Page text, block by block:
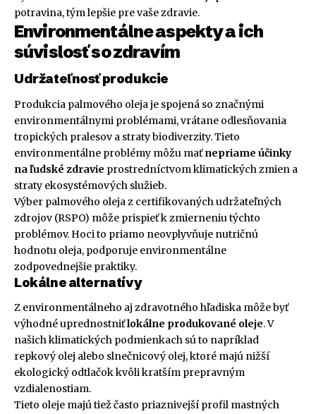
potravina, tým lepšie pre vaše zdravie.
Environmentálne aspekty a ich
súvislosť so zdravím
Udržateľnosť produkcie
Produkcia palmového oleja je spojená so značnými
environmentálnymi problémami, vrátane odlesňovania
tropických pralesov a straty biodiverzity. Tieto
environmentálne problémy môžu maťnepriame účinky
na ľudské zdravie prostredníctvom klimatických zmien a
straty ekosystémových služieb.
Výber palmového oleja z certifikovaných udržateľných
zdrojov (RSPO) môže prispieť k zmierneniu týchto
problémov. Hoci to priamo neovplyvňuje nutričnú
hodnotu oleja, podporuje environmentálne
zodpovednejšie praktiky.
Lokálne alternatívy
Z environmentálneho aj zdravotného hľadiska môže byť
výhodné uprednostniťlokálne produkované oleje. V
našich klimatických podmienkach sú to napríklad
repkový olej alebo slnečnicový olej, ktoré majú nižší
ekologický odtlačok kvôli kratším prepravným
vzdialenostiam.
Tieto oleje majú tiež často priaznivejší profil mastných